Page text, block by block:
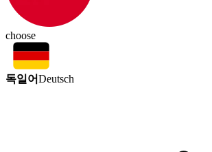
choose
독일어Deutsch